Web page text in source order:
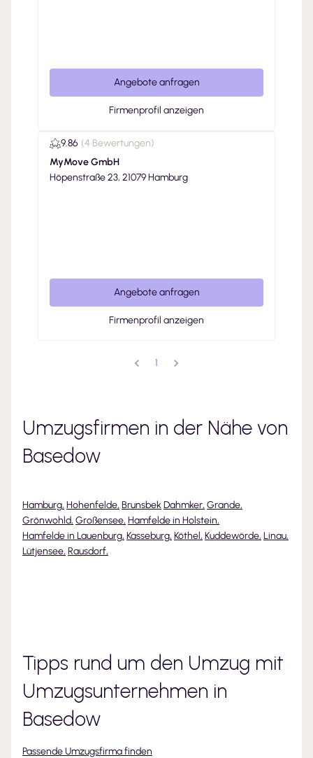
Angebote anfragen
Firmenprofil anzeigen
9.86 (4 Bewertungen)
MyMove GmbH
Höpenstraße 23, 21079 Hamburg
Angebote anfragen
Firmenprofil anzeigen
1
Umzugsfirmen in der Nähe von
Basedow
Hamburg, Hohenfelde, Brunsbek Dahmker, Grande,
Grönwohld, Großensee, Hamfelde in Holstein,
Hamfelde in Lauenburg, Kasseburg, Köthel, Kuddewörde, Linau,
Lütjensee, Rausdorf,
Tipps rund um den Umzug mit
Umzugsunternehmen in
Basedow
Passende Umzugsfirma finden